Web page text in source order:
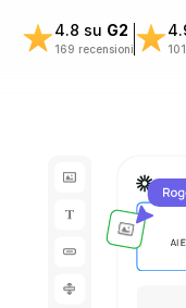
4.8 su G2
169 recensioni